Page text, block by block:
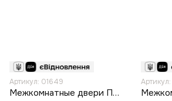
Артикул: 01649
Межкомнатные двери Папа Карло ML-703